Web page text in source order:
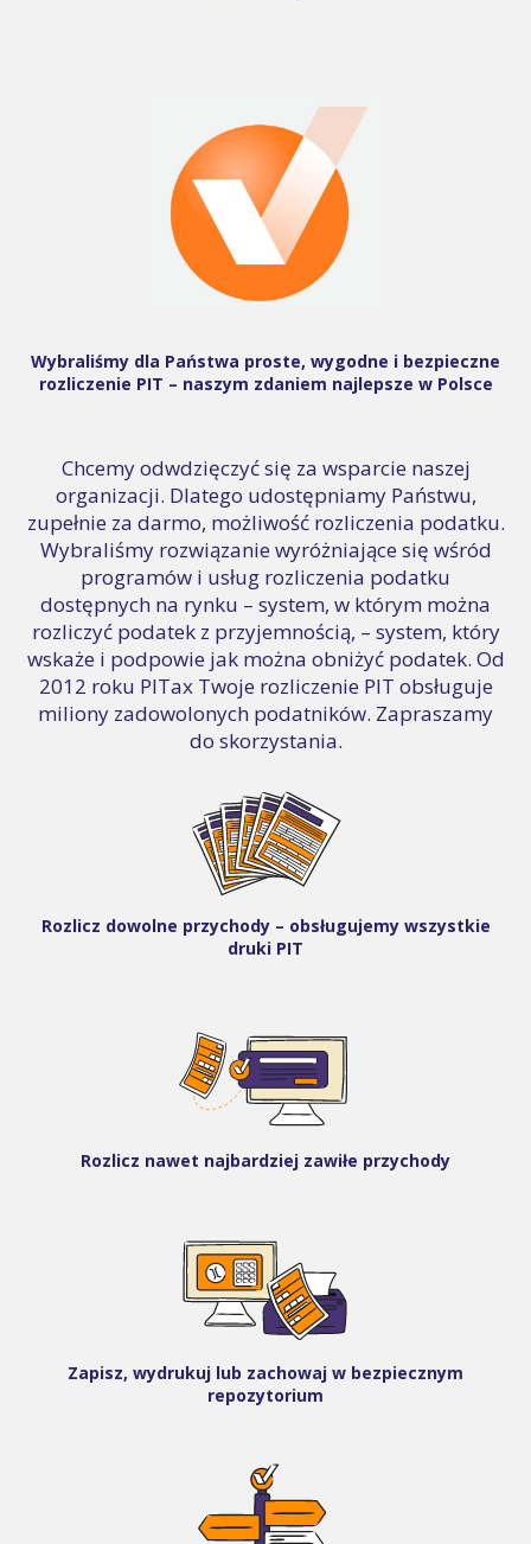
Wybraliśmy dla Państwa proste, wygodne i bezpieczne
rozliczenie PIT – naszym zdaniem najlepsze w Polsce
Chcemy odwdzięczyć się za wsparcie naszej
organizacji. Dlatego udostępniamy Państwu,
zupełnie za darmo, możliwość rozliczenia podatku.
Wybraliśmy rozwiązanie wyróżniające się wśród
programów i usług rozliczenia podatku
dostępnych na rynku – system, w którym można
rozliczyć podatek z przyjemnością, – system, który
wskaże i podpowie jak można obniżyć podatek. Od
2012 roku PITax Twoje rozliczenie PIT obsługuje
miliony zadowolonych podatników. Zapraszamy
do skorzystania.
Rozlicz dowolne przychody – obsługujemy wszystkie
druki PIT
Rozlicz nawet najbardziej zawiłe przychody
Zapisz, wydrukuj lub zachowaj w bezpiecznym
repozytorium